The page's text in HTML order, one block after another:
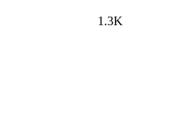
1.3K